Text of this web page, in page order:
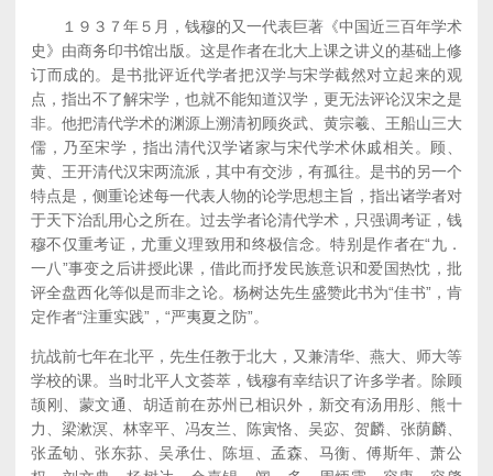
１９３７年５月，钱穆的又一代表巨著《中国近三百年学术
史》由商务印书馆出版。这是作者在北大上课之讲义的基础上修
订而成的。是书批评近代学者把汉学与宋学截然对立起来的观
点，指出不了解宋学，也就不能知道汉学，更无法评论汉宋之是
非。他把清代学术的渊源上溯清初顾炎武、黄宗羲、王船山三大
儒，乃至宋学，指出清代汉学诸家与宋代学术休戚相关。顾、
黄、王开清代汉宋两流派，其中有交涉，有孤往。是书的另一个
特点是，侧重论述每一代表人物的论学思想主旨，指出诸学者对
于天下治乱用心之所在。过去学者论清代学术，只强调考证，钱
穆不仅重考证，尤重义理致用和终极信念。特别是作者在“九．
一八”事变之后讲授此课，借此而抒发民族意识和爱国热忱，批
评全盘西化等似是而非之论。杨树达先生盛赞此书为“佳书”，肯
定作者“注重实践”，“严夷夏之防”。
抗战前七年在北平，先生任教于北大，又兼清华、燕大、师大等
学校的课。当时北平人文荟萃，钱穆有幸结识了许多学者。除顾
颉刚、蒙文通、胡适前在苏州已相识外，新交有汤用彤、熊十
力、梁漱溟、林宰平、冯友兰、陈寅恪、吴宓、贺麟、张荫麟、
张孟劬、张东荪、吴承仕、陈垣、孟森、马衡、傅斯年、萧公